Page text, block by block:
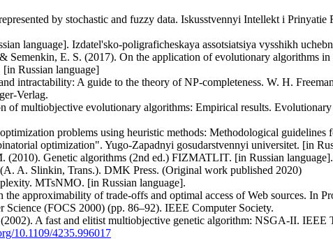
by stochastic and fuzzy data. Iskusstvennyi Intellekt i Prinyatie
language]. Izdatel'sko-poligraficheskaya assotsiatsiya vysshikh
Semenkin, E. S. (2017). On the application of evolutionary algorithms in
Russian language]
intractability: A guide to the theory of NP-completeness. W. H.
Verlag.
multiobjective evolutionary algorithms: Empirical results.
problems using heuristic methods: Methodological guidelines
optimization". Yugo-Zapadnyi gosudarstvennyi universitet. [in
Genetic algorithms (2nd ed.) FIZMATLIT. [in Russian language].
A. Slinkin, Trans.). DMK Press. (Original work published 2020)
MTsNMO. [in Russian language].
approximability of trade-offs and optimal access of Web sources. In
(FOCS 2000) (pp. 86–92). IEEE Computer Society.
A fast and elitist multiobjective genetic algorithm: NSGA-II. IEEE
10.1109/4235.996017